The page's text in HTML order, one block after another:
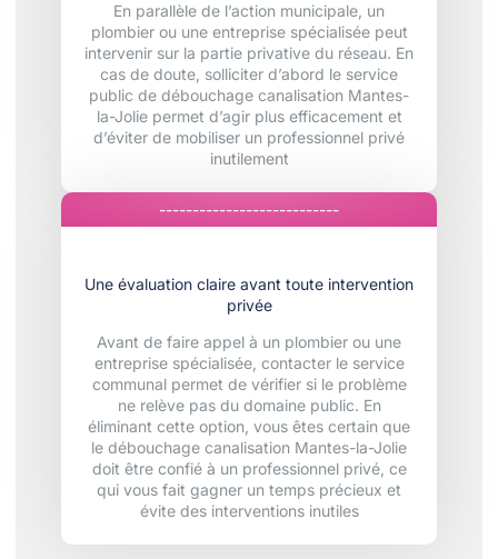
En parallèle de l’action municipale, un
plombier ou une entreprise spécialisée peut
intervenir sur la partie privative du réseau. En
cas de doute, solliciter d’abord le service
public de débouchage canalisation Mantes-
la-Jolie permet d’agir plus efficacement et
d’éviter de mobiliser un professionnel privé
inutilement
---------------------------
Une évaluation claire avant toute intervention
privée
Avant de faire appel à un plombier ou une
entreprise spécialisée, contacter le service
communal permet de vérifier si le problème
ne relève pas du domaine public. En
éliminant cette option, vous êtes certain que
le débouchage canalisation Mantes-la-Jolie
doit être confié à un professionnel privé, ce
qui vous fait gagner un temps précieux et
évite des interventions inutiles